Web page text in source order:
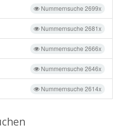
Nummernsuche 2699x
Nummernsuche 2681x
Nummernsuche 2666x
Nummernsuche 2646x
Nummernsuche 2614x